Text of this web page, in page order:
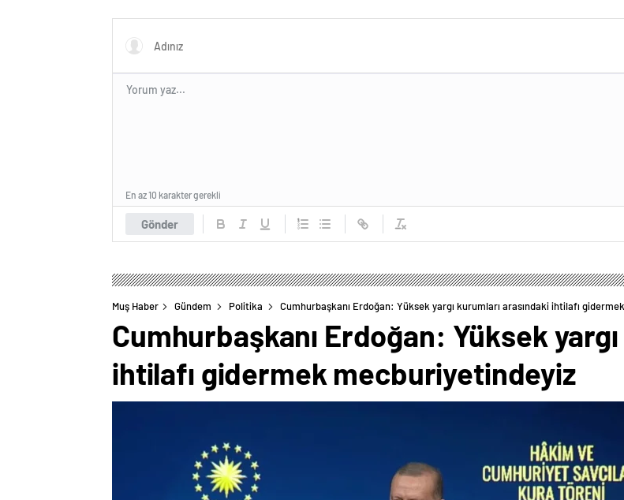
Gönder
En az 10 karakter gerekli
Muş Haber Gündem Politika Cumhurbaşkanı Erdoğan: Yüksek yargı kurumları arasındaki ihtilafı
Cumhurbaşkanı Erdoğan: Yüksek
ihtilafı gidermek mecburiyetindeyiz